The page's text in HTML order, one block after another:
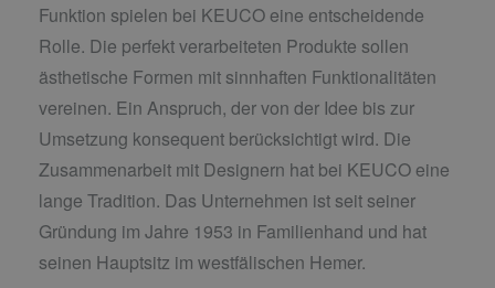
Funktion spielen bei KEUCO eine entscheidende
Rolle. Die perfekt verarbeiteten Produkte sollen
ästhetische Formen mit sinnhaften Funktionalitäten
vereinen. Ein Anspruch, der von der Idee bis zur
Umsetzung konsequent berücksichtigt wird. Die
Zusammenarbeit mit Designern hat bei KEUCO eine
lange Tradition. Das Unternehmen ist seit seiner
Gründung im Jahre 1953 in Familienhand und hat
seinen Hauptsitz im westfälischen Hemer.